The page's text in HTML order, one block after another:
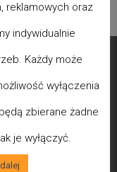
reklamowych oraz
indywidualnie
Każdy może
wyłączenia
zbierane żadne
je wyłączyć.